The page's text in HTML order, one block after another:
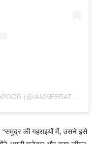
A POST SHARED BY SEERAT KAPOOR (@IAMSEERATKAPOOR)
की गहराइयों में, उसने इसे